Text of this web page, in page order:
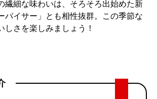
繊細な味わいは、そろそろ出始めた新
バイサー」とも相性抜群。この季節な
しさを楽しみましょう！